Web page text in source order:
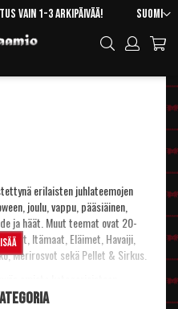
Kieli
Suomi
vain 1-3 arkipäivää!
Hae
erilaisten juhlateemojen
joulu, vappu, pääsiäinen,
ja häät. Muut teemat ovat 20-
Itämaat, Eläimet, Havaiji,
Merirosvot sekä Pellet & Sirkus.